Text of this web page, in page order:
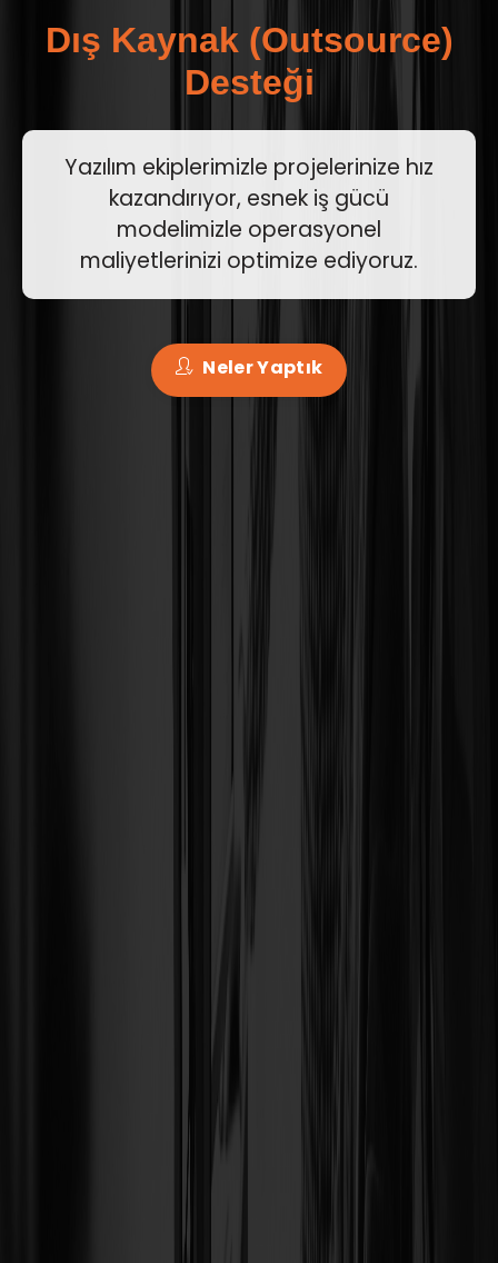
Dış Kaynak (Outsource)
Desteği
Yazılım ekiplerimizle projelerinize hız
kazandırıyor, esnek iş gücü
modelimizle operasyonel
maliyetlerinizi optimize ediyoruz.
Neler Yaptık